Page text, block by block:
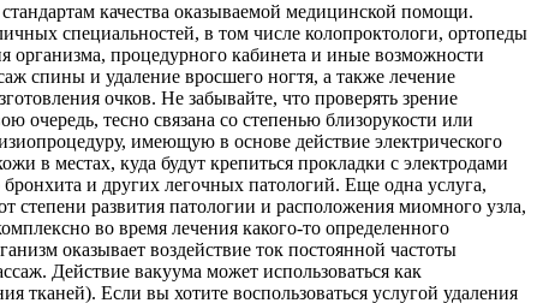
качества оказываемой медицинской помощи.
специальностей, в том числе колопроктологи, ортопеды
процедурного кабинета и иные возможности
спины и удаление вросшего ногтя, а также лечение
очков. Не забывайте, что проверять зрение
очередь, тесно связана со степенью близорукости или
имеющую в основе действие электрического
в местах, куда будут крепиться прокладки с электродами
и других легочных патологий. Еще одна услуга,
развития патологии и расположения миомного узла,
во время лечения какого-то определенного
оказывает воздействие ток постоянной частоты
Действие вакуума может использоваться как
тканей). Если вы хотите воспользоваться услугой удаления